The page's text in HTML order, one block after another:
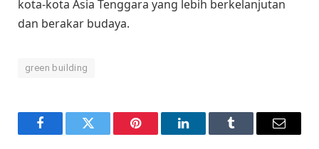
kota-kota Asia Tenggara yang lebih berkelanjutan
dan berakar budaya.
green building
FacebookTwitter Pinterest LinkedInTumblr Email